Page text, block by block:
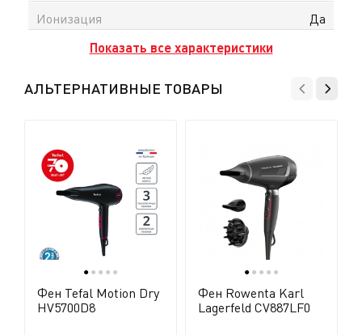
Ионизация
Да
Показать все характеристики
АЛЬТЕРНАТИВНЫЕ ТОВАРЫ
● ● ● ● ●
Фен Tefal Motion Dry
HV5700D8
● ● ● ● ●
Фен Rowenta Karl
Lagerfeld CV887LF0